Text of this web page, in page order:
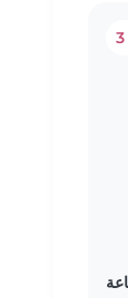
3